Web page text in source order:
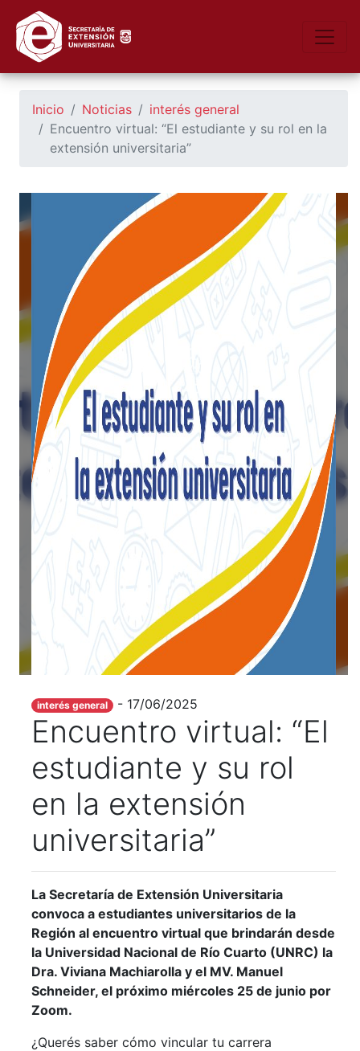
https://seu.unsl.edu.ar/
Inicio Noticias
interés general
Encuentro virtual: “El estudiante y su rol en la
extensión universitaria”
interés general - 17/06/2025
Encuentro virtual: “El
estudiante y su rol
en la extensión
universitaria”
La Secretaría de Extensión Universitaria
convoca a estudiantes universitarios de la
Región al encuentro virtual que brindarán desde
la Universidad Nacional de Río Cuarto (UNRC) la
Dra. Viviana Machiarolla y el MV. Manuel
Schneider, el próximo miércoles 25 de junio por
Zoom.
¿Querés saber cómo vincular tu carrera